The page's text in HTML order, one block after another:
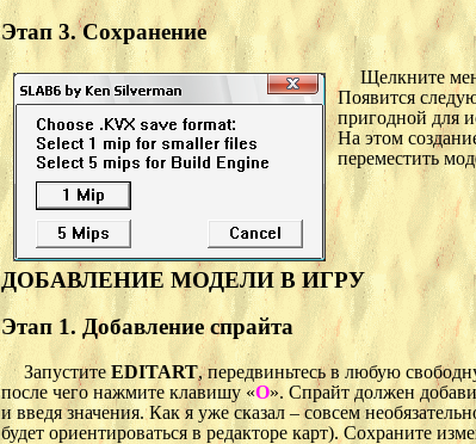
Этап 3. Сохранение
Щелкните
Появится
пригодной для
На этом
переместить
ДОБАВЛЕНИЕ МОДЕЛИ В ИГРУ
Этап 1. Добавление спрайта
ЗапуститеEDITART, передвиньтесь в любую
после чего нажмите клавишу «O». Спрайт должен
и введя значения. Как я уже сказал – совсем
будет ориентироваться в редакторе карт). Сохраните